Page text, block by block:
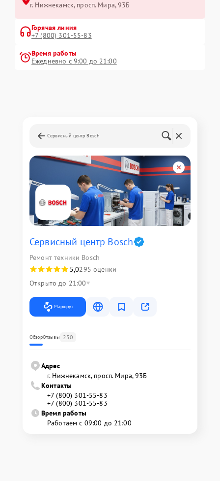
г. Нижнекамск, просп. Мира, 93Б
Горячая линия
+7 (800) 301-55-83
Время работы
Ежедневно с 9:00 до 21:00
Сервисный центр Bosch
Сервисный центр Bosch
Ремонт техники Bosch
5,0295 оценки
Открыто до 21:00
Маршрут
ОбзорОтзывы 250
Адрес
г. Нижнекамск, просп. Мира, 93Б
Контакты
+7 (800) 301-55-83
+7 (800) 301-55-83
Время работы
Работаем с 09:00 до 21:00